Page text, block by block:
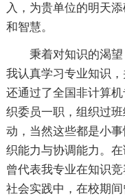
入，为贵单位的明天
和智慧。
秉着对知识的渴
我认真学习专业知识
还通过了全国非计算
织委员一职，组织过
动，当然这些都是小
织能力与协调能力。
曾代表我专业在知识
社会实践中，在校期